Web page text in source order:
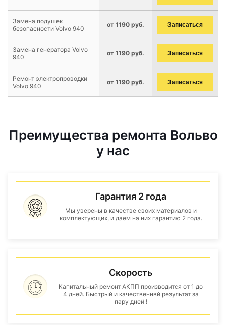
Замена подушек
безопасности Volvo 940
от 1190 руб. Записаться
Замена генератора Volvo
940
от 1190 руб. Записаться
Ремонт электропроводки
Volvo 940
от 1190 руб. Записаться
Преимущества ремонта Вольво
у нас
Гарантия 2 года
Мы уверены в качестве своих материалов и
комплектующих, и даем на них гарантию 2 года.
Скорость
Капитальный ремонт АКПП производится от 1 до
4 дней. Быстрый и качественнвй результат за
пару дней !